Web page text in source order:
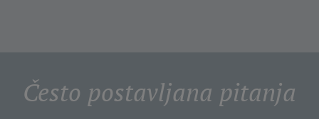
Često postavljana pitanja